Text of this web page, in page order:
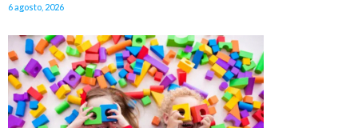
6 agosto, 2026